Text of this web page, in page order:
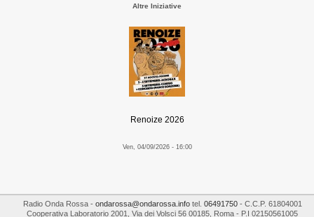
Altre Iniziative
Renoize 2026
Ven, 04/09/2026 - 16:00
Radio Onda Rossa- ondarossa@ondarossa.infotel. 06491750- C.C.P. 61804001
Cooperativa Laboratorio 2001
Via dei Volsci 56 00185 Roma - P.I 02150561005